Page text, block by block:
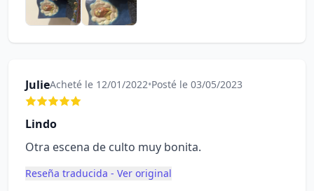
JulieAcheté le 12/01/2022•Posté le 03/05/2023
Lindo
Otra escena de culto muy bonita.
Reseña traducida - Ver original